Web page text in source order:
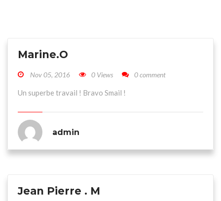
Marine.O
Nov 05, 2016 0 Views 0 comment
Un superbe travail ! Bravo Smail !
admin
Jean Pierre . M